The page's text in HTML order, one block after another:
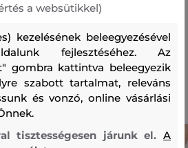
termékek
a websütikkel)
kezelésének beleegyezésével
fejlesztéséhez. Az
gombra kattintva beleegyezik
szabott tartalmat, releváns
és vonzó, online vásárlási
tisztességesen járunk el.A